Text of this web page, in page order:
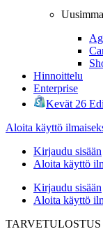
Hinnoittelu
Enterprise
Kevät 26
Aloita käyttö
Kirjaudu sisään
Aloita käyttö
Kirjaudu sisään
Aloita käyttö
TARVETULOSTUS